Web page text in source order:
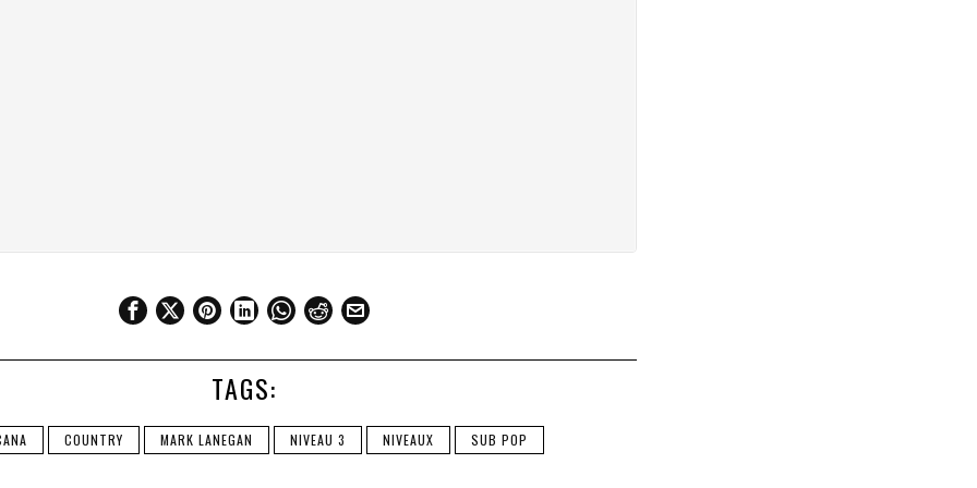
TAGS:
COUNTRY MARK LANEGAN NIVEAU 3 NIVEAUX SUB POP